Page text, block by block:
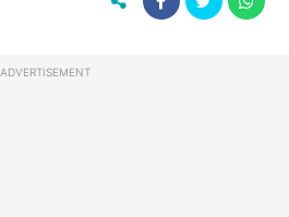
ADVERTISEMENT